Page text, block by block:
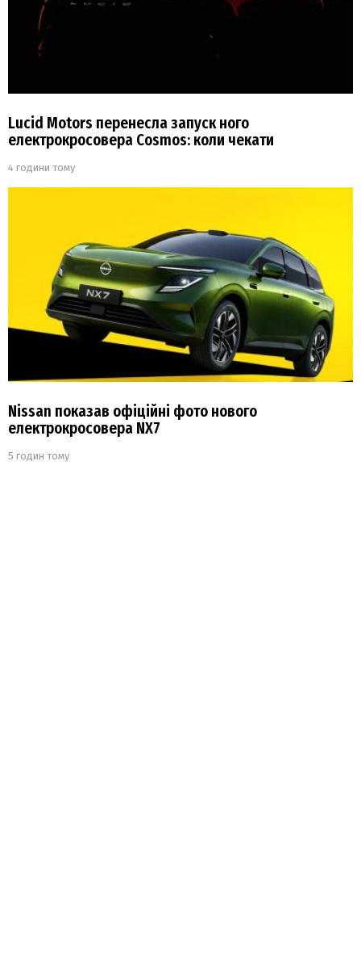
Lucid Motors перенесла запуск ного
електрокросовера Cosmos: коли чекати
4 години тому
Nissan показав офіційні фото нового
електрокросовера NX7
5 годин тому